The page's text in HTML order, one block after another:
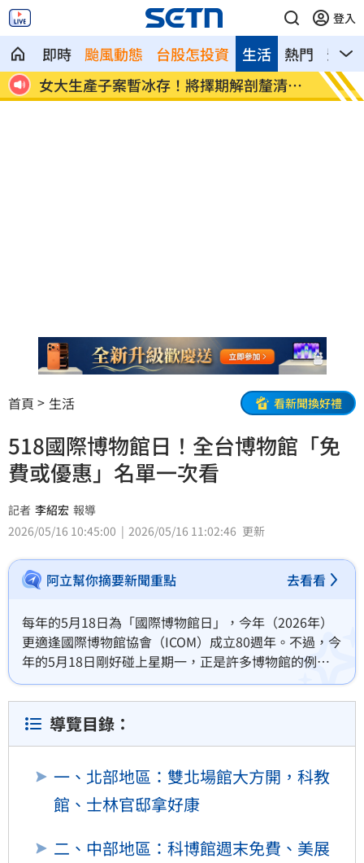
登入
即時 颱風動態 台股怎投資 熱門 影音
生活
死
姜厚任女友背景遭疑！他證實是真台大畢
業
變態
首頁 生活 看新聞換好禮
518國際博物館日！全台博物館「免
費或優惠」名單一次看
記者 李紹宏 報導
2026/05/16 10:45:00
2026/05/16 11:02:46 更新
阿立幫你摘要新聞重點 去看看
每年的5月18日為「國際博物館日」，今年（2026年）
更適逢國際博物館協會（ICOM）成立80週年。不過，今
年的5月18日剛好碰上星期一，正是許多博物館的例行
休館日。為了慶祝，全台灣各大博物館與美術館推出一
連串活動，對此特別整理免費入館與門票優惠懶人包。
導覽目錄：
一、北部地區：雙北場館大方開，科教
館、士林官邸拿好康
二、中部地區：科博館週末免費、美展